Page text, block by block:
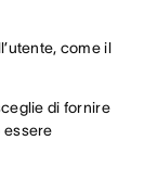
come il
di fornire
essere